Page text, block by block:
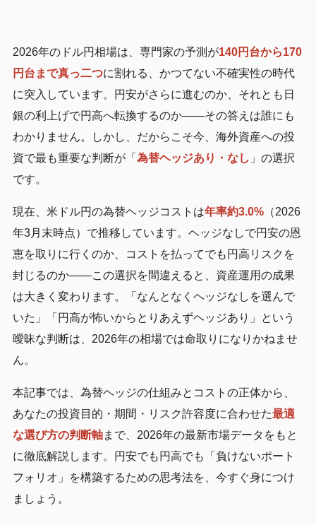
2026年のドル円相場は、専門家の予測が140円台から170
円台まで真っ二つに割れる、かつてない不確実性の時代
に突入しています。円安がさらに進むのか、それとも日
銀の利上げで円高へ転換するのか——その答えは誰にも
わかりません。しかし、だからこそ今、海外資産への投
資で最も重要な判断が「 為替ヘッジあり・なし 」の選択
です。
現在、米ドル円の為替ヘッジコストは年率約3.0%（2026
年3月末時点）で推移しています。ヘッジなしで円安の恩
恵を取りに行くのか、コストを払ってでも円高リスクを
封じるのか——この選択を間違えると、資産運用の成果
は大きく変わります。「なんとなくヘッジなしを選んで
いた」「円高が怖いからとりあえずヘッジあり」という
曖昧な判断は、2026年の相場では命取りになりかねませ
ん。
本記事では、為替ヘッジの仕組みとコストの正体から、
あなたの投資目的・期間・リスク許容度に合わせた最適
な選び方の判断軸まで、2026年の最新市場データをもと
に徹底解説します。円安でも円高でも「負けないポート
フォリオ」を構築するための思考法を、今すぐ身につけ
ましょう。